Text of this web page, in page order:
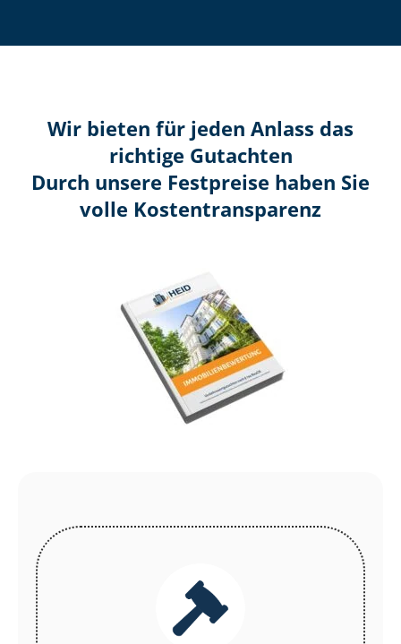
Wir bieten für jeden Anlass das
richtige Gutachten
Durch unsere Festpreise haben Sie
volle Kosten­transparenz